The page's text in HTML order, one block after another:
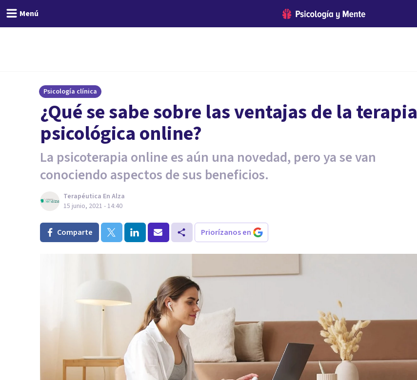
Menú
Psicología clínica
¿Qué se sabe sobre las ventajas de la terapia
psicológica online?
La psicoterapia online es aún una novedad, pero ya se van
conociendo aspectos de sus beneficios.
Terapéutica En Alza
15 junio, 2021 - 14:40
Comparte Priorízanos en